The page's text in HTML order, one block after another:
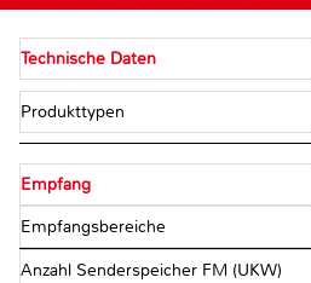
Technische Daten
Produkttypen
Empfang
Empfangsbereiche
Anzahl Senderspeicher FM (UKW)